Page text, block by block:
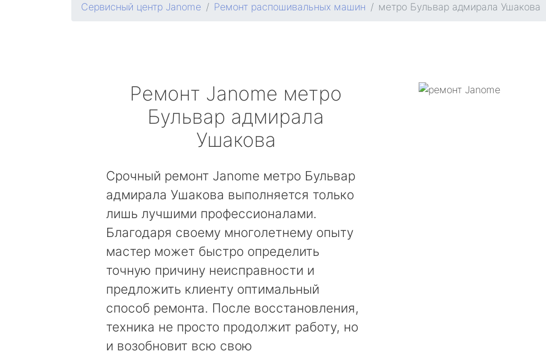
Сервисный центр Janome Ремонт распошивальных машин метро Бульвар адмирала Ушакова
Ремонт Janome метро
Бульвар адмирала
Ушакова
Срочный ремонт Janome метро Бульвар
адмирала Ушакова выполняется только
лишь лучшими профессионалами.
Благодаря своему многолетнему опыту
мастер может быстро определить
точную причину неисправности и
предложить клиенту оптимальный
способ ремонта. После восстановления,
техника не просто продолжит работу, но
и возобновит всю свою